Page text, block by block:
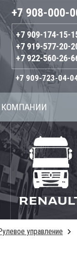
+7 908-000-
+7 909-174-15-
+7 919-577-20-
+7 922-560-26-
+7 909-723-04-
КОМПАНИИ
управление